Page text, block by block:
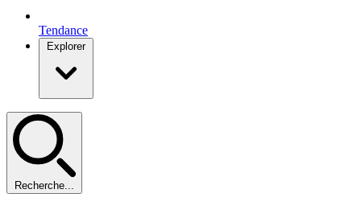
Tendance
Explorer
Recherche...